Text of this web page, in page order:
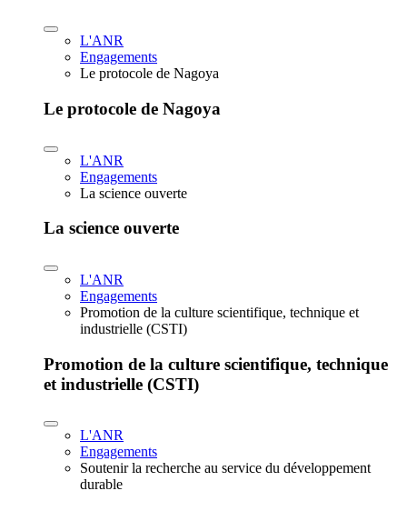
L'ANR
Engagements
Le protocole de Nagoya
Le protocole de Nagoya
L'ANR
Engagements
La science ouverte
La science ouverte
L'ANR
Engagements
Promotion de la culture scientifique, technique et
industrielle (CSTI)
Promotion de la culture scientifique, technique
et industrielle (CSTI)
L'ANR
Engagements
Soutenir la recherche au service du développement
durable